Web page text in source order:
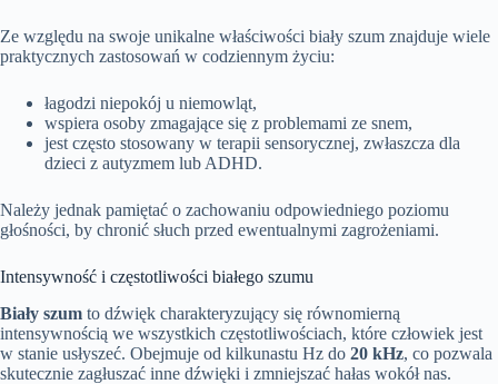
Ze względu na swoje unikalne właściwości biały szum znajduje wiele
praktycznych zastosowań w codziennym życiu:
łagodzi niepokój u niemowląt,
wspiera osoby zmagające się z problemami ze snem,
jest często stosowany w terapii sensorycznej, zwłaszcza dla
dzieci z autyzmem lub ADHD.
Należy jednak pamiętać o zachowaniu odpowiedniego poziomu
głośności, by chronić słuch przed ewentualnymi zagrożeniami.
Intensywność i częstotliwości białego szumu
Biały szum to dźwięk charakteryzujący się równomierną
intensywnością we wszystkich częstotliwościach, które człowiek jest
w stanie usłyszeć. Obejmuje od kilkunastu Hz do 20 kHz, co pozwala
skutecznie zagłuszać inne dźwięki i zmniejszać hałas wokół nas.